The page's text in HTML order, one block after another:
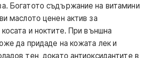
Богатото съдържание на витамини
маслото ценен актив за
и ноктите. При външна
да придаде на кожата лек и
тен, докато антиоксидантите в